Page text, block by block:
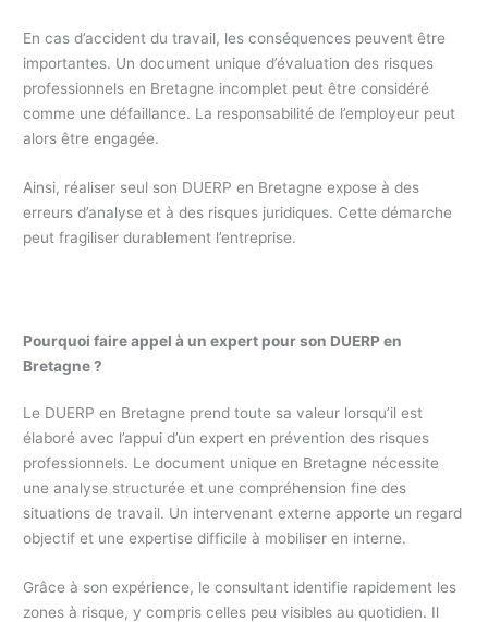
En cas d’accident du travail, les conséquences peuvent être
importantes. Un document unique d’évaluation des risques
professionnels en Bretagne incomplet peut être considéré
comme une défaillance. La responsabilité de l’employeur peut
alors être engagée.
Ainsi, réaliser seul son DUERP en Bretagne expose à des
erreurs d’analyse et à des risques juridiques. Cette démarche
peut fragiliser durablement l’entreprise.
Pourquoi faire appel à un expert pour son DUERP en
Bretagne ?
Le DUERP en Bretagne prend toute sa valeur lorsqu’il est
élaboré avec l’appui d’un expert en prévention des risques
professionnels. Le document unique en Bretagne nécessite
une analyse structurée et une compréhension fine des
situations de travail. Un intervenant externe apporte un regard
objectif et une expertise difficile à mobiliser en interne.
Grâce à son expérience, le consultant identifie rapidement les
zones à risque, y compris celles peu visibles au quotidien. Il